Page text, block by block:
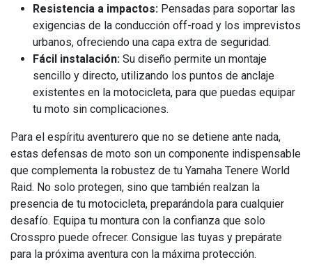
Resistencia a impactos: Pensadas para soportar las
exigencias de la conducción off-road y los imprevistos
urbanos, ofreciendo una capa extra de seguridad.
Fácil instalación: Su diseño permite un montaje
sencillo y directo, utilizando los puntos de anclaje
existentes en la motocicleta, para que puedas equipar
tu moto sin complicaciones.
Para el espíritu aventurero que no se detiene ante nada,
estas defensas de moto son un componente indispensable
que complementa la robustez de tu Yamaha Tenere World
Raid. No solo protegen, sino que también realzan la
presencia de tu motocicleta, preparándola para cualquier
desafío. Equipa tu montura con la confianza que solo
Crosspro puede ofrecer. Consigue las tuyas y prepárate
para la próxima aventura con la máxima protección.